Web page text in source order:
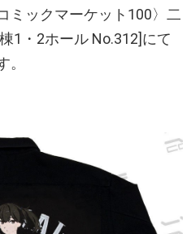
ミックマーケット100〉二
1・2ホール No.312]にて